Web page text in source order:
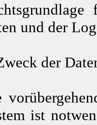
und der
der
ist